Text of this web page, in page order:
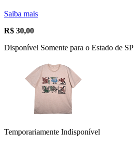
Saiba mais
R$ 30,00
Disponível Somente para o Estado de SP
Temporariamente Indisponível